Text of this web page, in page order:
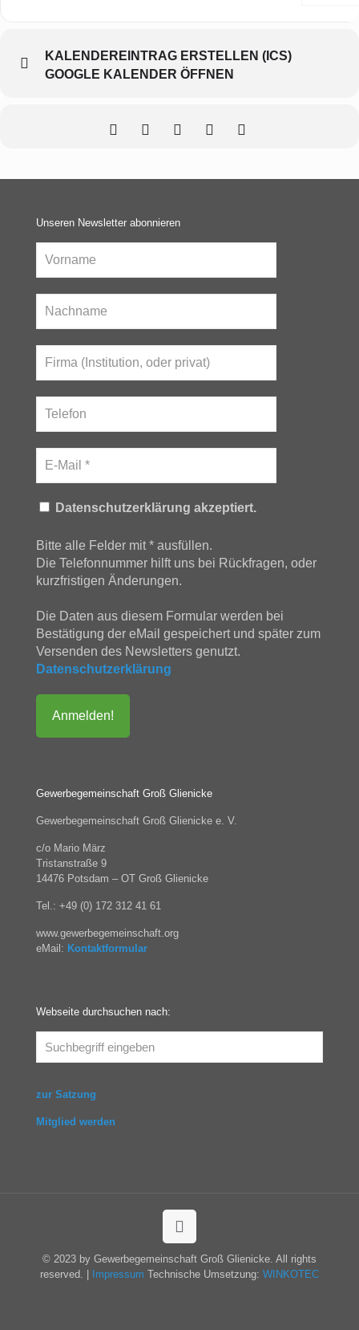
KALENDEREINTRAG ERSTELLEN (ICS)
GOOGLE KALENDER ÖFFNEN
Unseren Newsletter abonnieren
Datenschutzerklärung akzeptiert.
Bitte alle Felder mit * ausfüllen.
Die Telefonnummer hilft uns bei Rückfragen, oder
kurzfristigen Änderungen.
Die Daten aus diesem Formular werden bei
Bestätigung der eMail gespeichert und später zum
Versenden des Newsletters genutzt.
Datenschutzerklärung
Gewerbegemeinschaft Groß Glienicke
Gewerbegemeinschaft Groß Glienicke e. V.
c/o Mario März
Tristanstraße 9
14476 Potsdam – OT Groß Glienicke
Tel.: +49 (0) 172 312 41 61
www.gewerbegemeinschaft.org
eMail: Kontaktformular
Webseite durchsuchen nach:
zur Satzung
Mitglied werden
© 2023 by Gewerbegemeinschaft Groß Glienicke. All rights
reserved. |
Impressum Technische Umsetzung: WINKOTEC